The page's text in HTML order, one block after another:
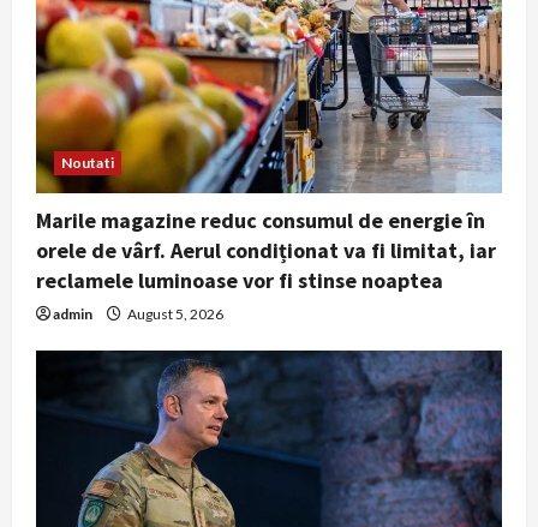
Noutati
Marile magazine reduc consumul de energie în
orele de vârf. Aerul condiționat va fi limitat, iar
reclamele luminoase vor fi stinse noaptea
admin August 5, 2026